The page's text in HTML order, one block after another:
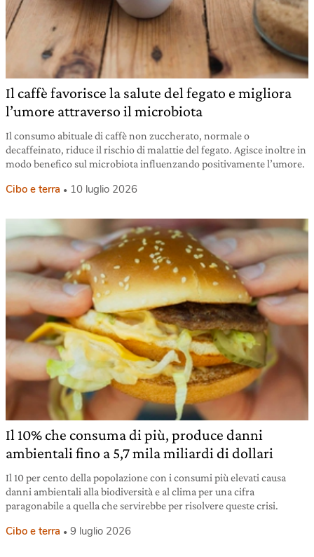
Il caffè favorisce la salute del fegato e migliora
l’umore attraverso il microbiota
Il consumo abituale di caffè non zuccherato, normale o
decaffeinato, riduce il rischio di malattie del fegato. Agisce inoltre in
modo benefico sul microbiota influenzando positivamente l’umore.
Cibo e terra 10 luglio 2026
Il 10% che consuma di più, produce danni
ambientali fino a 5,7 mila miliardi di dollari
Il 10 per cento della popolazione con i consumi più elevati causa
danni ambientali alla biodiversità e al clima per una cifra
paragonabile a quella che servirebbe per risolvere queste crisi.
Cibo e terra 9 luglio 2026